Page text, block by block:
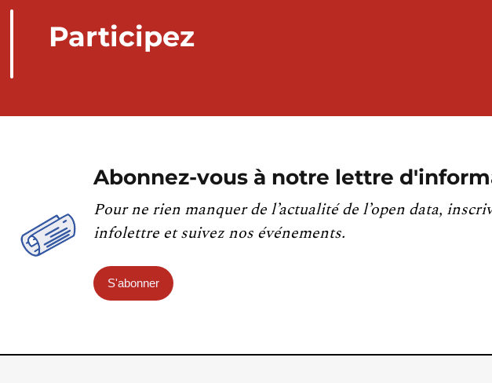
Participez
Abonnez-vous à notre lettre
Pour ne rien manquer de l’actualité de l’open data,
infolettre et suivez nos événements.
S'abonner